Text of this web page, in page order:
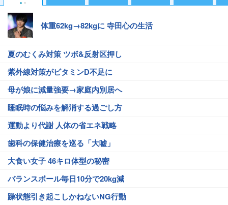
体重62kg→82kgに 寺田心の生活
夏のむくみ対策 ツボ&反射区押し
紫外線対策がビタミンD不足に
母が娘に減量強要→家庭内別居へ
睡眠時の悩みを解消する過ごし方
運動より代謝 人体の省エネ戦略
歯科の保健治療を巡る「大嘘」
大食い女子 46キロ体型の秘密
バランスボール毎日10分で20kg減
躁状態引き起こしかねないNG行動